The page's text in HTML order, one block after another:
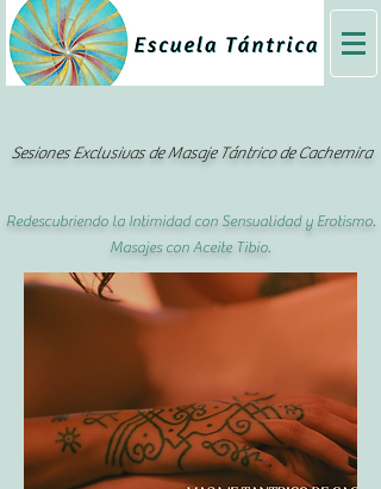
Sesiones Exclusivas de Masaje Tántrico de Cachemira
Redescubriendo la Intimidad con Sensualidad y Erotismo.
Masajes con Aceite Tibio.